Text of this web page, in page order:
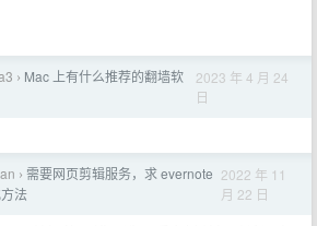
› Mac 上有什么推荐的翻墙软
2023 年 4 月 24
日
› 需要网页剪辑服务，求 evernote
法
2022 年 11
月 22 日